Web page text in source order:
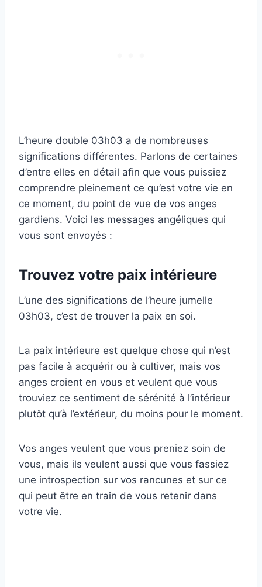
L’heure double 03h03 a de nombreuses
significations différentes. Parlons de certaines
d’entre elles en détail afin que vous puissiez
comprendre pleinement ce qu’est votre vie en
ce moment, du point de vue de vos anges
gardiens. Voici les messages angéliques qui
vous sont envoyés :
Trouvez votre paix intérieure
L’une des significations de l’heure jumelle
03h03, c’est de trouver la paix en soi.
La paix intérieure est quelque chose qui n’est
pas facile à acquérir ou à cultiver, mais vos
anges croient en vous et veulent que vous
trouviez ce sentiment de sérénité à l’intérieur
plutôt qu’à l’extérieur, du moins pour le moment.
Vos anges veulent que vous preniez soin de
vous, mais ils veulent aussi que vous fassiez
une introspection sur vos rancunes et sur ce
qui peut être en train de vous retenir dans
votre vie.